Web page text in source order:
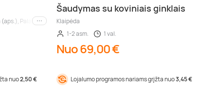
Palanga (aps.), Nida (aps.), Druskininkai (aps.), Birštonas (aps.), Trakai
Kiti miestai
nuo2,50 €
Šaudymas su koviniais ginklais
Klaipėda
1-2 asm.
1 val.
Nuo 69,00 €
Lojalumo programos nariams grįžta nuo3,45 €